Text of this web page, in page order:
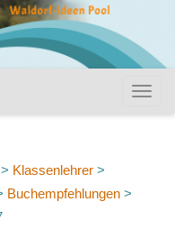
> Klassenlehrer >
Buchempfehlungen >